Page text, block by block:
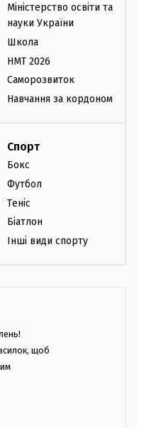
Міністерство освіти та
науки України
Школа
НМТ 2026
Саморозвиток
Навчання за кордоном
Спорт
Бокс
Футбол
Теніс
Біатлон
Інші види спорту
щоб